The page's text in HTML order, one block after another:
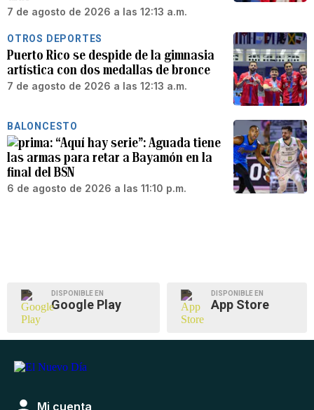
7 de agosto de 2026 a las 12:13 a.m.
OTROS DEPORTES
Puerto Rico se despide de la gimnasia
artística con dos medallas de bronce
7 de agosto de 2026 a las 12:13 a.m.
BALONCESTO
“Aquí hay serie”: Aguada tiene
las armas para retar a Bayamón en la
final del BSN
6 de agosto de 2026 a las 11:10 p.m.
DISPONIBLE EN
Google Play
DISPONIBLE EN
App Store
Mi cuenta